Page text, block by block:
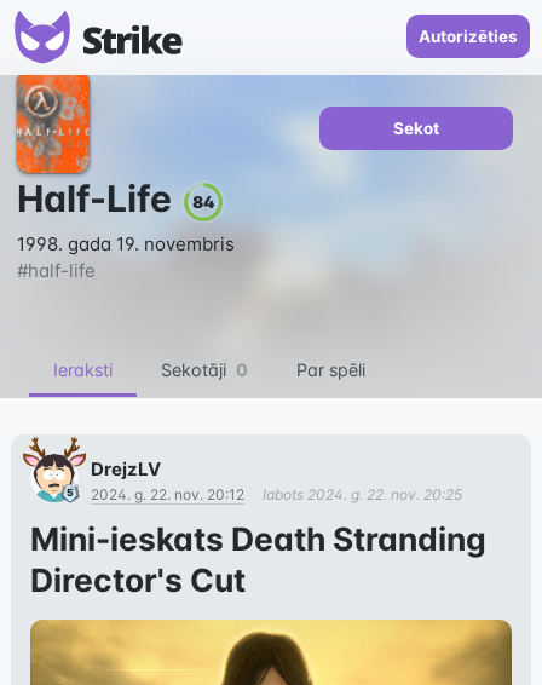
Autorizēties
Half-Life 84
1998. gada 19. novembris
#half-life
Sekot
Ieraksti Sekotāji 0 Par spēli
DrejzLV
2024. g. 22. nov. 20:12 labots 2024. g. 22. nov. 20:25
Mini-ieskats Death Stranding
Director's Cut